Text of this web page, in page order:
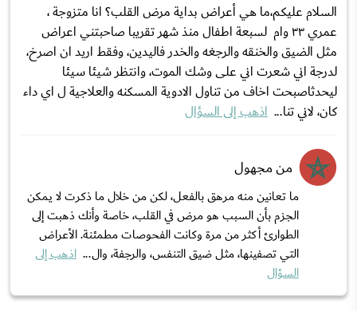
السلام عليكم،ما هي أعراض بداية مرض القلب؟ انا متزوجة ،
عمري ٣٣ وام لسبعة اطفال منذ شهر تقريبا صاحبتني اعراض
مثل الضيق والخنقه والرجغه والخدر فاليدين، وفقط اريد ان اصرخ،
لدرجة اني شعرت اني على وشك الموت، وانتظر شيئا سيئا
ليحدثاصبحت اخاف من تناول الادوية المسكنه والعلاجية ل اي داء
كان، لاني تنا... اذهب إلى السؤال
من مجهول
ما تعانين منه مرهق بالفعل، لكن من خلال ما ذكرت لا يمكن
الجزم بأن السبب هو مرض في القلب، خاصة وأنك ذهبت إلى
الطوارئ أكثر من مرة وكانت الفحوصات مطمئنة. الأعراض
التي تصفينها، مثل ضيق التنفس، والرجفة، وال... اذهب إلى
السؤال